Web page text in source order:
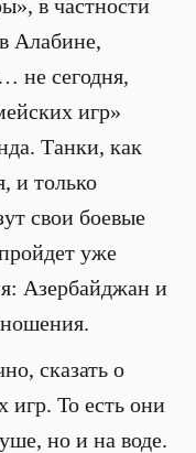
в частности
Алабине,
не сегодня,
игр»
Танки, как
и только
свои боевые
уже
Азербайджан и
сказать о
игр. То есть они
но и на воде.